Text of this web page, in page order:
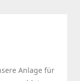
Anlage für